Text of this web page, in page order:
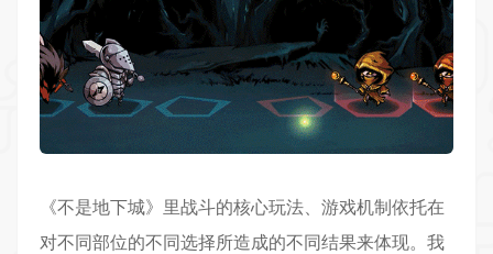
《不是地下城》里战斗的核心玩法、游戏机制依托在
对不同部位的不同选择所造成的不同结果来体现。我